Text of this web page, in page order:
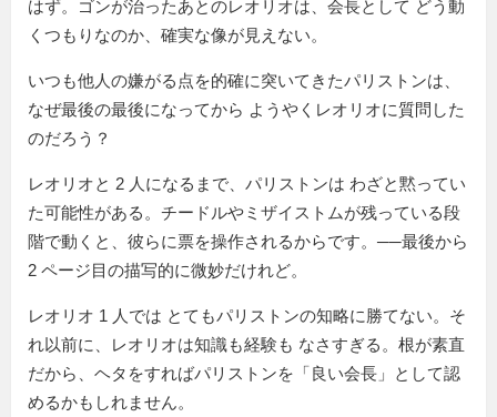
はず。ゴンが治ったあとのレオリオは、会長として どう動
くつもりなのか、確実な像が見えない。
いつも他人の嫌がる点を的確に突いてきたパリストンは、
なぜ最後の最後になってから ようやくレオリオに質問した
のだろう？
レオリオと 2 人になるまで、パリストンは わざと黙ってい
た可能性がある。チードルやミザイストムが残っている段
階で動くと、彼らに票を操作されるからです。──最後から
2 ページ目の描写的に微妙だけれど。
レオリオ 1 人では とてもパリストンの知略に勝てない。そ
れ以前に、レオリオは知識も経験も なさすぎる。根が素直
だから、ヘタをすればパリストンを「良い会長」として認
めるかもしれません。